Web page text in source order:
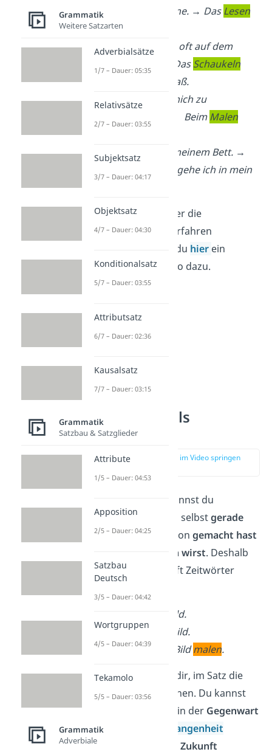
gerne. → DasLesen
gefällt Laura.
Paulschaukelt
oft auf dem
Spielplatz. → DasSchaukeln
macht Paul Spaß.
Ich
male
, um mich zu
entspannen. → BeimMalen
Ich
schlafe
in meinem Bett. →
gehe ich in mein
Wenn du mehr über die
Nominalisierung erfahren
möchtest, findest du hier ein
ausführliches Video dazu.
Tunwörter als
Zeitwörter
zur Stelle im Video springen
Mit Tunwörtern kannst du
ausdrücken, ob du selbstgerade
etwas machst
, schon gemacht hast
machen wirst. Deshalb
werden sie auch oft Zeitwörter
ein Bild.
Ichmalte
ein Bild.
Ichwerde ein Bildmalen.
Tunwörter helfen dir, im Satz die
Zeitform zu erkennen. Du kannst
ablesen, ob etwas in der Gegenwart
(jetzt), in der
Vergangenheit
(gestern) oder der Zukunft
Grammatik
Weitere Satzarten
Adverbialsätze
1/7 – Dauer: 05:35
Relativsätze
2/7 – Dauer: 03:55
Subjektsatz
3/7 – Dauer: 04:17
Objektsatz
4/7 – Dauer: 04:30
Konditionalsatz
5/7 – Dauer: 03:55
Attributsatz
6/7 – Dauer: 02:36
Kausalsatz
7/7 – Dauer: 03:15
Grammatik
Satzbau & Satzglieder
Attribute
1/5 – Dauer: 04:53
Apposition
2/5 – Dauer: 04:25
Satzbau
Deutsch
3/5 – Dauer: 04:42
Wortgruppen
4/5 – Dauer: 04:39
Tekamolo
5/5 – Dauer: 03:56
Grammatik
Adverbiale